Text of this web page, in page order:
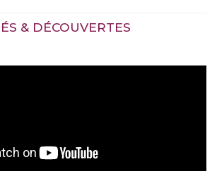
& DÉCOUVERTES